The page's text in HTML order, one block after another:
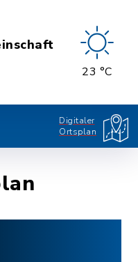
23 °C
Digitaler
Ortsplan